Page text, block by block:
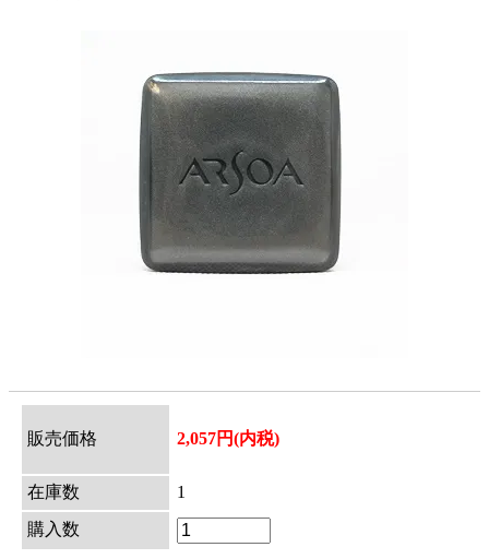
販売価格 2,057円(内税)
在庫数
1
購入数